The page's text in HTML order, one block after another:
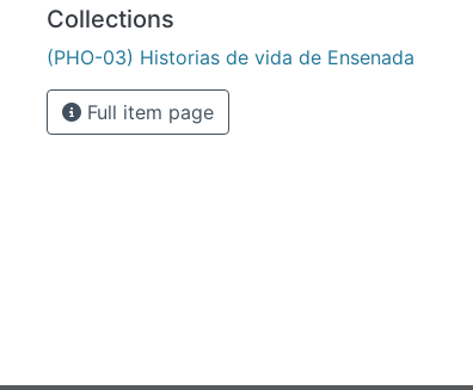
Collections
(PHO-03) Historias de vida de Ensenada
Full item page